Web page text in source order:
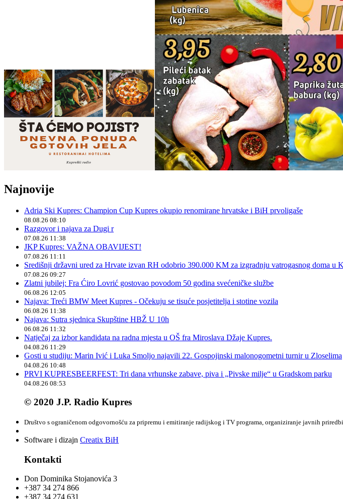
Najnovije
Adria Ski Kupres: Champion Cup Kupres okupio renomirane hrvatske i BiH prvoligaše
08.08.26 08:10
Razgovor i najava za Dugi r
07.08.26 11:38
JKP Kupres: VAŽNA OBAVIJEST!
07.08.26 11:11
Središnji državni ured za Hrvate izvan RH odobrio 390.000 KM za izgradnju vatrogasnog doma u
07.08.26 09:27
Zlatni jubilej: Fra Ćiro Lovrić gostovao povodom 50 godina svećeničke službe
06.08.26 12:05
Najava: Treći BMW Meet Kupres - Očekuju se tisuće posjetitelja i stotine vozila
06.08.26 11:38
Najava: Sutra sjednica Skupštine HBŽ U 10h
06.08.26 11:32
Natječaj za izbor kandidata na radna mjesta u OŠ fra Miroslava Džaje Kupres.
04.08.26 11:29
Gosti u studiju: Marin Ivić i Luka Smoljo najavili 22. Gospojinski malonogometni turnir u Zloselima
04.08.26 10:48
PRVI KUPRESBEERFEST: Tri dana vrhunske zabave, piva i „Pivske milje“ u Gradskom parku
04.08.26 08:53
© 2020 J.P. Radio Kupres
Društvo s ograničenom odgovornošću za pripremu i emitiranje radijskog i TV programa, organiziranje javnih
Software i dizajn Creatix BiH
Kontakti
Don Dominika Stojanovića 3
+387 34 274 866
+387 34 274 631